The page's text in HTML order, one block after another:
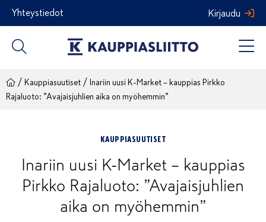
Siirry
sisältöön
Yhteystiedot Kirjaudu
/ Kauppiasuutiset / Inariin uusi K-Market – kauppias Pirkko
Rajaluoto: ”Avajaisjuhlien aika on myöhemmin”
KAUPPIASUUTISET
Inariin uusi K-Market – kauppias
Pirkko Rajaluoto: ”Avajaisjuhlien
aika on myöhemmin”